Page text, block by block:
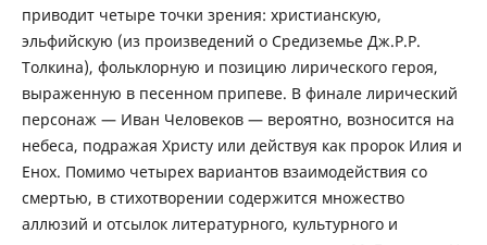
приводит четыре точки зрения: христианскую,
эльфийскую (из произведений о Средиземье Дж.Р.Р.
Толкина), фольклорную и позицию лирического героя,
выраженную в песенном припеве. В финале лирический
персонаж — Иван Человеков — вероятно, возносится на
небеса, подражая Христу или действуя как пророк Илия и
Енох. Помимо четырех вариантов взаимодействия со
смертью, в стихотворении содержится множество
аллюзий и отсылок литературного, культурного и